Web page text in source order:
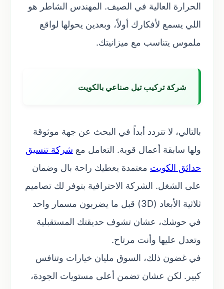
الحرارة العالية في الصيف. المهندس الشاطر هو
اللي يسمع لأفكارك أولاً، وبعدين يحولها لواقع
ملموس يتناسب مع ميزانيتك.
شركة تركيب تيل صناعي بالكويت
بالتالي، لا تتردد أبداً في البحث عن جهة موثوقة
ولها سابقة أعمال قوية. التعامل مع شركة تنسيق
حدائق الكويت معتمدة يعطيك راحة بال وضمان
على الشغل. الشركة الاحترافية بتوفر لك تصاميم
ثلاثية الأبعاد (3D) قبل ما يضربون مسمار واحد
في حوشك، عشان تشوف حديقتك المستقبلية
وتعدل عليها وأنت مرتاح.
في غضون ذلك، السوق مليان خيارات وتنافس
كبير. لكن عشان تضمن أعلى مستويات الجودة،